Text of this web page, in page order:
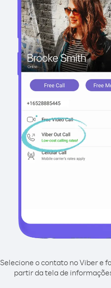
Selecione o contato no Viber e
partir da tela de